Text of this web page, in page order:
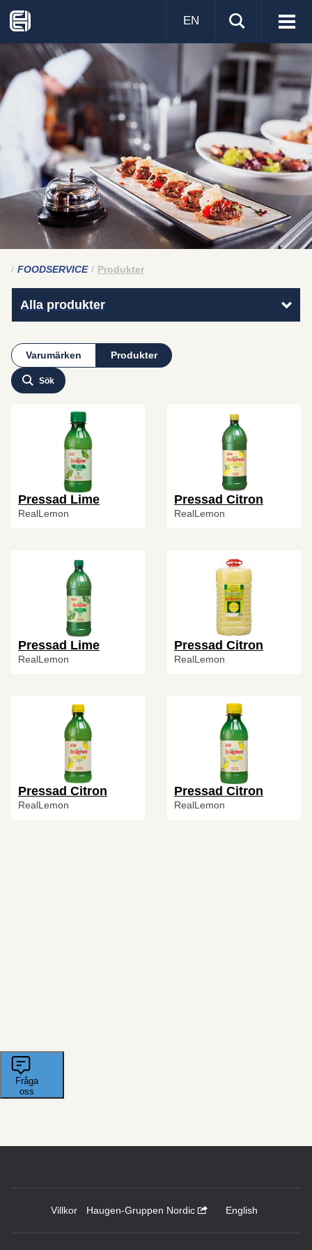
Visa
EN
FOODSERVICE Produkter
Alla produkter
Varumärken Produkter
Sök
Pressad Lime
RealLemon
Pressad Citron
RealLemon
Pressad Lime
RealLemon
Pressad Citron
RealLemon
Pressad Citron
RealLemon
Pressad Citron
RealLemon
Villkor Haugen-Gruppen Nordic English